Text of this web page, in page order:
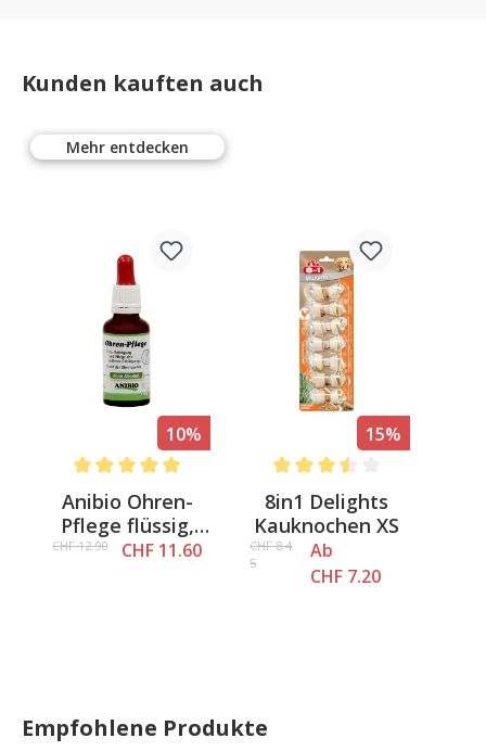
Kunden kauften auch
Mehr entdecken
10%
Average rating of 5 out of 5 stars
Anibio Ohren-
Pflege flüssig,
30ml
CHF 12.90 CHF 11.60
15%
Average rating of 3.6 out of 5
8in1 Delights
Kauknochen XS
CHF 8.4
5
Ab
CHF 7.20
Empfohlene Produkte